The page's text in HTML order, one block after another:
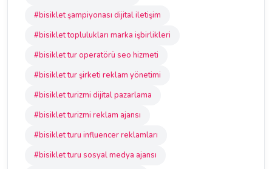
#bisiklet şampiyonası dijital iletişim
#bisiklet toplulukları marka işbirlikleri
#bisiklet tur operatörü seo hizmeti
#bisiklet tur şirketi reklam yönetimi
#bisiklet turizmi dijital pazarlama
#bisiklet turizmi reklam ajansı
#bisiklet turu influencer reklamları
#bisiklet turu sosyal medya ajansı